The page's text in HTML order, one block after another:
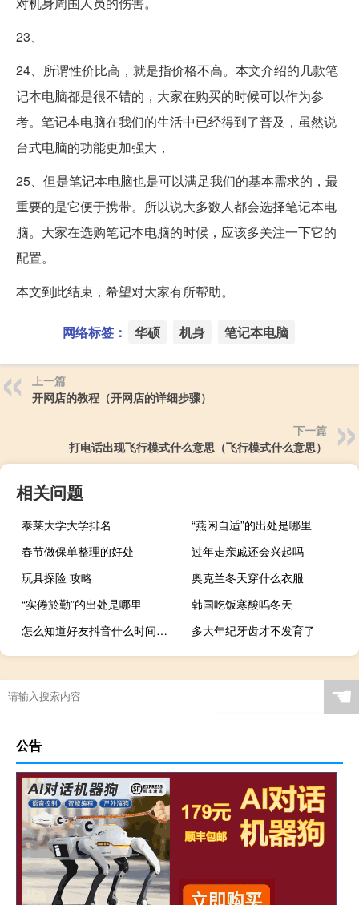
23、
24、所谓性价比高，就是指价格不高。本文介绍的几款笔
记本电脑都是很不错的，大家在购买的时候可以作为参
考。笔记本电脑在我们的生活中已经得到了普及，虽然说
台式电脑的功能更加强大，
25、但是笔记本电脑也是可以满足我们的基本需求的，最
重要的是它便于携带。所以说大多数人都会选择笔记本电
脑。大家在选购笔记本电脑的时候，应该多关注一下它的
配置。
本文到此结束，希望对大家有所帮助。
网络标签： 华硕 机身 笔记本电脑
上一篇
开网店的教程（开网店的详细步骤）
下一篇
打电话出现飞行模式什么意思（飞行模式什么意思）
相关问题
泰莱大学大学排名
“燕闲自适”的出处是哪里
春节做保单整理的好处
过年走亲戚还会兴起吗
玩具探险 攻略
奥克兰冬天穿什么衣服
“实倦於勤”的出处是哪里
韩国吃饭寒酸吗冬天
怎么知道好友抖音什么时间在线
多大年纪牙齿才不发育了
☚
公告